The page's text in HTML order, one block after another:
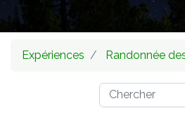
Expériences Randonnée